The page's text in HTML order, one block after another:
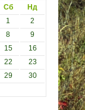
Сб
Нд
1
2
8
9
15
16
22
23
29
30